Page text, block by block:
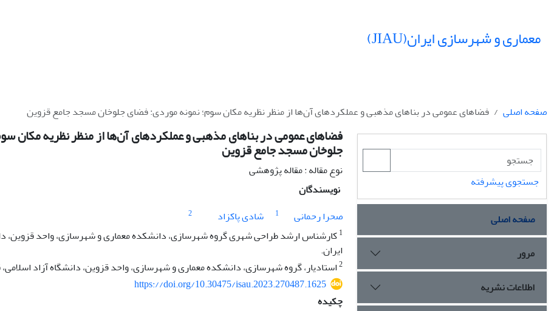
معماری و شهرسازی ایران(JIAU)
صفحه اصلی فضاهای عمومی در بناهای مذهبی و عملکردهای آن‌ها از منظر نظریه مکان سوم؛ نمونه موردی: فضای جلوخان مسجد جامع قزوین
فضاهای عمومی در بناهای مذهبی و عملکردهای آن‌ها از منظر نظریه مکان
جلوخان مسجد جامع قزوین
نوع مقاله : مقاله پژوهشی
نویسندگان
صحرا رحمانی
1 شادی پاکزاد
2
1کارشناس ارشد طراحی شهری گروه شهرسازی، دانشکده معماری و شهرسازی، واحد قزوین،
ایران.
2استادیار، گروه شهرسازی، دانشکده معماری و شهرسازی، واحد قزوین، دانشگاه آزاد اسلامی،
https://doi.org/10.30475/isau.2023.270487.1625
چکیده
جستجوی پیشرفته
صفحه اصلی
مرور
اطلاعات نشریه